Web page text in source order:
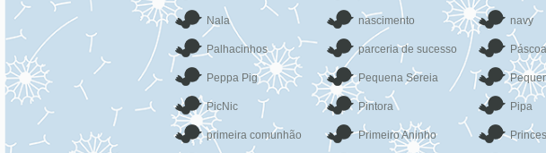
Nala nascimento navy
Palhacinhos parceria de sucesso Páscoa
Peppa Pig Pequena Sereia
PicNic Pintora Pipa
primeira comunhão Primeiro Aninho